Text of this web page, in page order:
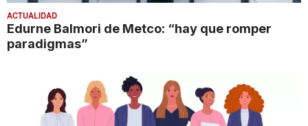
ACTUALIDAD
Edurne Balmori de Metco: “hay que romper
paradigmas”